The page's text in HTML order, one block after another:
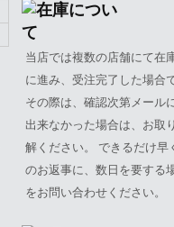
当店では複数の店舗にて在
に進み、受注完了した場合
その際は、確認次第メール
出来なかった場合は、お取
解ください。 できるだけ
のお返事に、数日を要する
をお問い合わせください。